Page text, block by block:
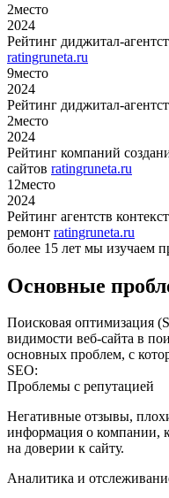
2место
2024
Рейтинг диджитал-
ratingruneta.ru
9место
2024
Рейтинг диджитал-
2место
2024
Рейтинг компаний
сайтов ratingruneta.ru
12место
2024
Рейтинг агентств
ремонт ratingruneta.ru
более 15 лет мы изучаем
Основные
Поисковая оптимизация
видимости веб-сайта в
основных проблем, с
SEO:
Проблемы с репутацией
Негативные отзывы,
информация о компании,
на доверии к сайту.
Аналитика и